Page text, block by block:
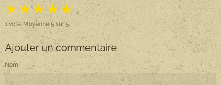
★ ★★★★
1vote. Moyenne5 sur 5.
Ajouter un commentaire
Nom